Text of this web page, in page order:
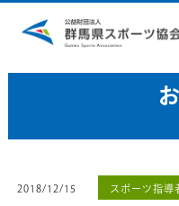
2018/12/15 スポーツ指導